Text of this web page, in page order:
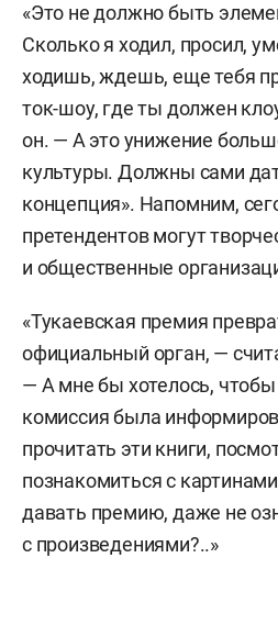
«Это не должно быть
Сколько я ходил, просил,
ходишь, ждешь, еще тебя
ток-шоу, где ты должен
он. — А это унижение
культуры. Должны сами
концепция». Напомним,
претендентов могут
и общественные
«Тукаевская премия
официальный орган, —
— А мне бы хотелось,
комиссия была
прочитать эти книги,
познакомиться с
давать премию, даже не
с произведениями?..»